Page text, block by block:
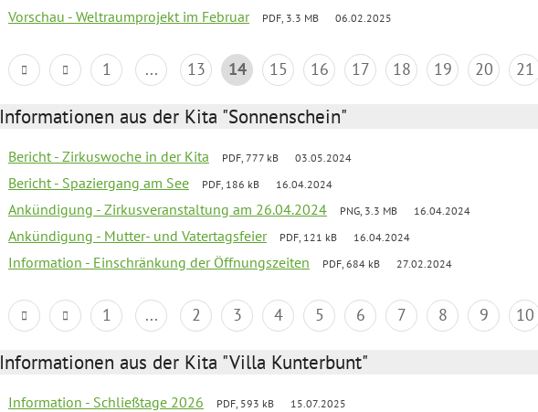
Vorschau - Weltraumprojekt im Februar PDF, 3.3 MB 06.02.2025
1 ... 13 14 15 16 17 18 19 20 21
Informationen aus der Kita "Sonnenschein"
Bericht - Zirkuswoche in der Kita PDF, 777 kB 03.05.2024
Bericht - Spaziergang am See PDF, 186 kB 16.04.2024
Ankündigung - Zirkusveranstaltung am 26.04.2024 PNG, 3.3 MB 16.04.2024
Ankündigung - Mutter- und Vatertagsfeier PDF, 121 kB 16.04.2024
Information - Einschränkung der Öffnungszeiten PDF, 684 kB 27.02.2024
1 ... 2 3 4 5 6 7 8 9 10
Informationen aus der Kita "Villa Kunterbunt"
Information - Schließtage 2026 PDF, 593 kB 15.07.2025